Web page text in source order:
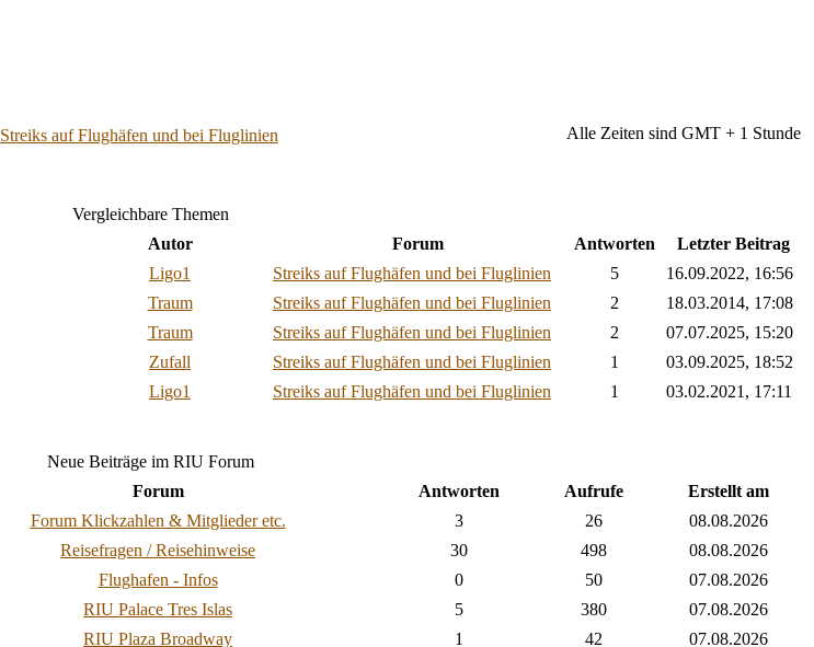
Streiks auf Flughäfen und bei Fluglinien
Alle Zeiten sind GMT + 1 Stunde
Vergleichbare Themen
Autor Forum Antworten
Letzter Beitrag
Ligo1 Streiks auf Flughäfen und bei Fluglinien 5
16.09.2022, 16:56
Traum Streiks auf Flughäfen und bei Fluglinien 2
18.03.2014, 17:08
Traum Streiks auf Flughäfen und bei Fluglinien 2
07.07.2025, 15:20
Zufall Streiks auf Flughäfen und bei Fluglinien 1
03.09.2025, 18:52
Ligo1 Streiks auf Flughäfen und bei Fluglinien 1 03.02.2021, 17:11
Neue Beiträge im RIU Forum
Forum Antworten Aufrufe
Erstellt am
Forum Klickzahlen & Mitglieder etc. 3 26
08.08.2026
Reisefragen / Reisehinweise 30 498
08.08.2026
Flughafen - Infos 0 50
07.08.2026
RIU Palace Tres Islas 5 380
07.08.2026
RIU Plaza Broadway 1 42 07.08.2026